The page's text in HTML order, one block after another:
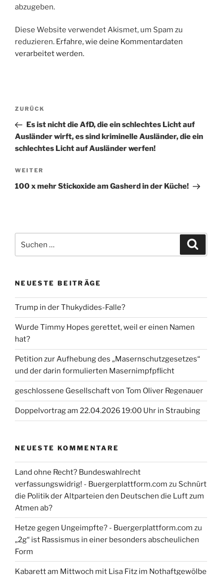
abzugeben.
Diese Website verwendet Akismet, um Spam zu
reduzieren. Erfahre, wie deine Kommentardaten
verarbeitet werden.
Beitragsnavigation
Vorheriger
Beitrag
ZURÜCK
Es ist nicht die AfD, die ein schlechtes Licht auf
Ausländer wirft, es sind kriminelle Ausländer, die ein
schlechtes Licht auf Ausländer werfen!
Nächster
Beitrag
WEITER
100 x mehr Stickoxide am Gasherd in der Küche!
nach:
NEUESTE BEITRÄGE
Trump in der Thukydides-Falle?
Wurde Timmy Hopes gerettet, weil er einen Namen
hat?
Petition zur Aufhebung des „Masernschutzgesetzes“
und der darin formulierten Masernimpfpflicht
geschlossene Gesellschaft von Tom Oliver Regenauer
Doppelvortrag am 22.04.2026 19:00 Uhr in Straubing
NEUESTE KOMMENTARE
Land ohne Recht? Bundeswahlrecht
verfassungswidrig! - Buergerplattform.com zu Schnürt
die Politik der Altparteien den Deutschen die Luft zum
Atmen ab?
Hetze gegen Ungeimpfte? - Buergerplattform.com zu
„2g“ ist Rassismus in einer besonders abscheulichen
Form
Kabarett am Mittwoch mit Lisa Fitz im Nothaftgewölbe